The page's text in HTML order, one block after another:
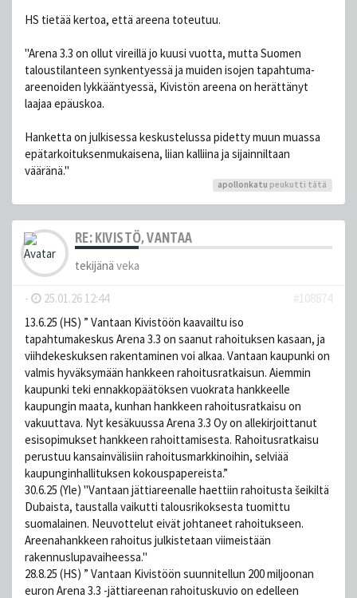
HS tietää kertoa, että areena toteutuu.
"Arena 3.3 on ollut vireillä jo kuusi vuotta, mutta Suomen
taloustilanteen synkentyessä ja muiden isojen tapahtuma-
areenoiden lykkääntyessä, Kivistön areena on herättänyt
laajaa epäuskoa.
Hanketta on julkisessa keskustelussa pidetty muun muassa
epätarkoituksenmukaisena, liian kalliina ja sijainniltaan
vääränä."
apollonkatu peukutti tätä
RE: KIVISTÖ, VANTAA
tekijänä veka
- 25.01.26 12:44
#108874
13.6.25 (HS) ” Vantaan Kivistöön kaavailtu iso
tapahtumakeskus Arena 3.3 on saanut rahoituksen kasaan, ja
viihdekeskuksen rakentaminen voi alkaa. Vantaan kaupunki on
valmis hyväksymään hankkeen rahoitusratkaisun. Aiemmin
kaupunki teki ennakkopäätöksen vuokrata hankkeelle
kaupungin maata, kunhan hankkeen rahoitusratkaisu on
vakuuttava. Nyt kesäkuussa Arena 3.3 Oy on allekirjoittanut
esisopimukset hankkeen rahoittamisesta. Rahoitusratkaisu
perustuu kansainvälisiin rahoitusmarkkinoihin, selviää
kaupunginhallituksen kokouspapereista.”
30.6.25 (Yle) "Vantaan jättiareenalle haettiin rahoitusta šeikiltä
Dubaista, taustalla vaikutti talous­rikoksesta tuomittu
suomalainen. Neuvottelut eivät johtaneet rahoitukseen.
Areenahankkeen rahoitus julkistetaan viimeistään
rakennuslupavaiheessa."
28.8.25 (HS) ” Vantaan Kivistöön suunnitellun 200 miljoonan
euron Arena 3.3 -jättiareenan rahoituskuvio on edelleen